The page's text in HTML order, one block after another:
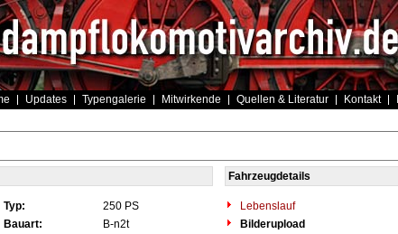
Updates Typengalerie Mitwirkende Quellen & Literatur Kontakt
Fahrzeugdetails
Typ: 250 PS
Lebenslauf
Bauart: B-n2t
Bilderupload